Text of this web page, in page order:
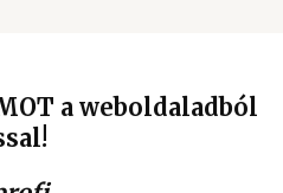
a weboldaladból